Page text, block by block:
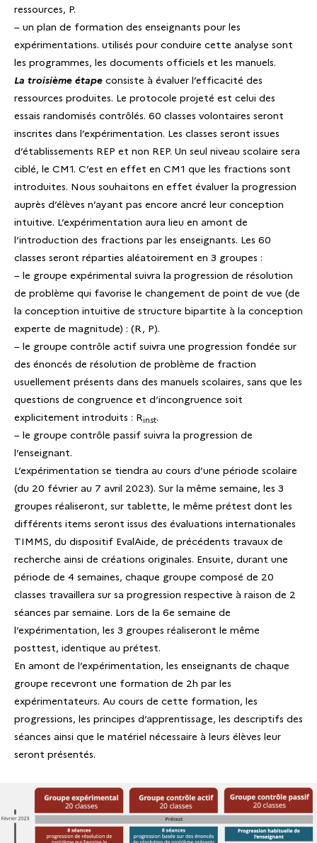
ressources, P.
– un plan de formation des enseignants pour les
expérimentations. utilisés pour conduire cette analyse sont
les programmes, les documents officiels et les manuels.
La troisième étape consiste à évaluer l’efficacité des
ressources produites. Le protocole projeté est celui des
essais randomisés contrôlés. 60 classes volontaires seront
inscrites dans l’expérimentation. Les classes seront issues
d’établissements REP et non REP. Un seul niveau scolaire sera
ciblé, le CM1. C’est en effet en CM1 que les fractions sont
introduites. Nous souhaitons en effet évaluer la progression
auprès d’élèves n’ayant pas encore ancré leur conception
intuitive. L’expérimentation aura lieu en amont de
l’introduction des fractions par les enseignants. Les 60
classes seront réparties aléatoirement en 3 groupes :
– le groupe expérimental suivra la progression de résolution
de problème qui favorise le changement de point de vue (de
la conception intuitive de structure bipartite à la conception
experte de magnitude) : (R, P).
– le groupe contrôle actif suivra une progression fondée sur
des énoncés de résolution de problème de fraction
usuellement présents dans des manuels scolaires, sans que les
questions de congruence et d’incongruence soit
explicitement introduits : Rinst.
– le groupe contrôle passif suivra la progression de
l’enseignant.
L’expérimentation se tiendra au cours d’une période scolaire
(du 20 février au 7 avril 2023). Sur la même semaine, les 3
groupes réaliseront, sur tablette, le même prétest dont les
différents items seront issus des évaluations internationales
TIMMS, du dispositif EvalAide, de précédents travaux de
recherche ainsi de créations originales. Ensuite, durant une
période de 4 semaines, chaque groupe composé de 20
classes travaillera sur sa progression respective à raison de 2
séances par semaine. Lors de la 6e semaine de
l’expérimentation, les 3 groupes réaliseront le même
posttest, identique au prétest.
En amont de l’expérimentation, les enseignants de chaque
groupe recevront une formation de 2h par les
expérimentateurs. Au cours de cette formation, les
progressions, les principes d’apprentissage, les descriptifs des
séances ainsi que le matériel nécessaire à leurs élèves leur
seront présentés.